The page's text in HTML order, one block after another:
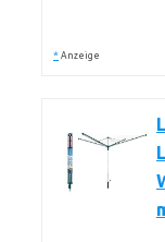
* Anzeige